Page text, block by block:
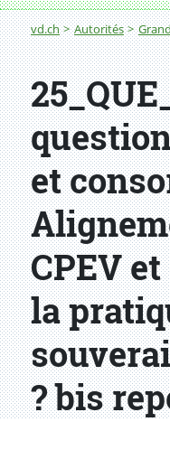
Fil d'Ariane
vd.ch Autorités
et
CPEV
la
? bis